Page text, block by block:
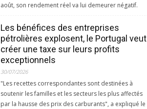
août, son rendement réel va lui demeurer négatif.
Les bénéfices des entreprises
pétrolières explosent, le Portugal veut
créer une taxe sur leurs profits
exceptionnels
30/07/2026
"Les recettes correspondantes sont destinées à
soutenir les familles et les secteurs les plus affectés
par la hausse des prix des carburants", a expliqué le